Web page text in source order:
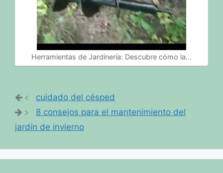
Herramientas de Jardinería: Descubre cómo la…
cuidado del césped
8 consejos para el mantenimiento del
jardín de invierno